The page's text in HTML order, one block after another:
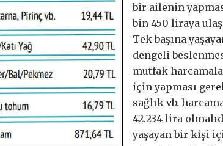
bir ailenin
bin 450 liraya
Tek başına
dengeli
mutfak
için yapması
sağlık vb.
42.234 lira
yaşayan bir kişi